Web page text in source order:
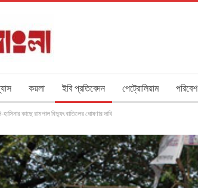
কয়লা ইবি প্রতিবেদন পেট্রোলিয়াম পরিবেশ
হাসিনার কাছে রামপাল বিদ্যুৎ বাতিলের ঘোষণার দাবি